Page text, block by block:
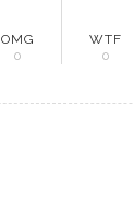
OMG
0
WTF
0